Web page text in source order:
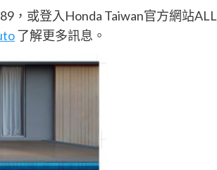
，或登入Honda Taiwan官方網站ALL
了解更多訊息。